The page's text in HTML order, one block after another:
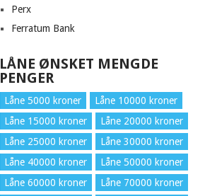
Perx
Ferratum Bank
LÅNE ØNSKET MENGDE
PENGER
Låne 5000 kroner
Låne 10000 kroner
Låne 15000 kroner
Låne 20000 kroner
Låne 25000 kroner
Låne 30000 kroner
Låne 40000 kroner
Låne 50000 kroner
Låne 60000 kroner
Låne 70000 kroner